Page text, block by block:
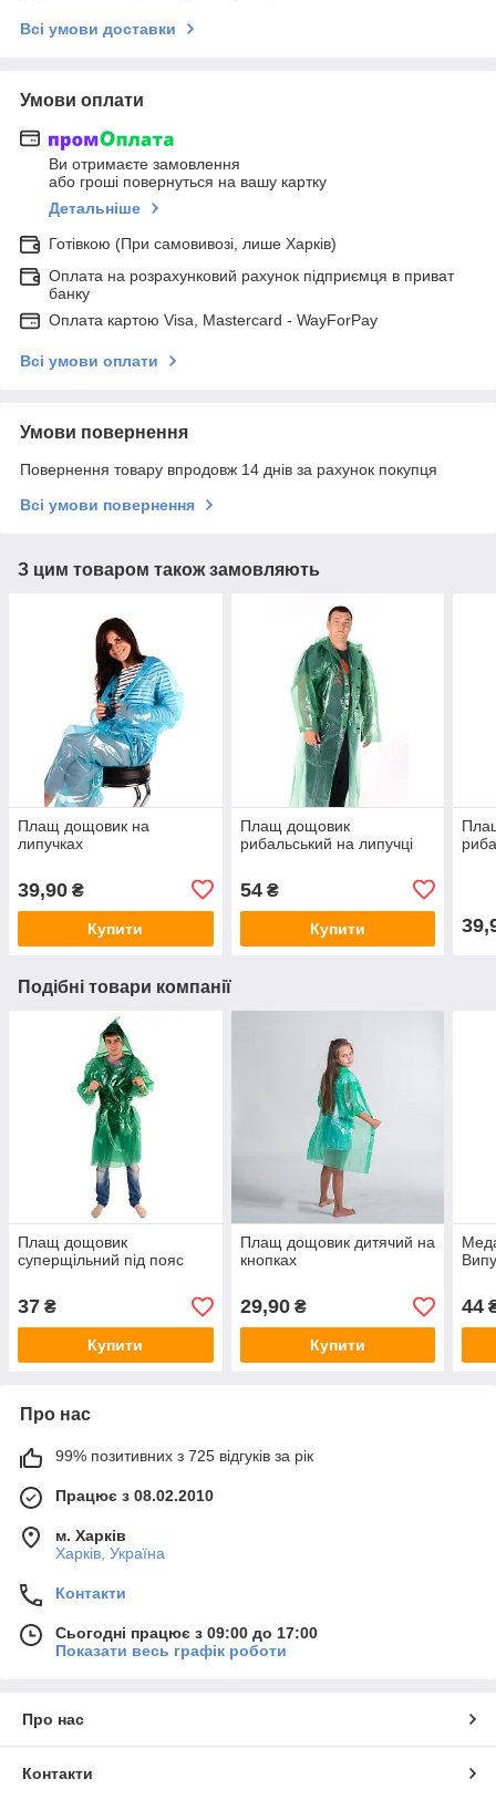
Всі умови доставки
Умови оплати
Ви отримаєте замовлення
або гроші повернуться на вашу картку
Детальніше
Готівкою (При самовивозі, лише Харків)
Оплата на розрахунковий рахунок підприємця в приват
банку
Оплата картою Visa, Mastercard - WayForPay
Всі умови оплати
Умови повернення
Повернення товару впродовж 14 днів за рахунок покупця
Всі умови повернення
З цим товаром також замовляють
Плащ дощовик на
липучках
39,90 ₴
Купити
Плащ дощовик
рибальський на липучці
54₴
Купити
Подібні товари компанії
Плащ дощовик
суперщільний під пояс
37 ₴
Купити
Плащ дощовик дитячий на
кнопках
29,90₴
Купити
44
Про нас
99% позитивних з 725 відгуків за рік
Працює з 08.02.2010
м. Харків
Харків, Україна
Контакти
Сьогодні працює з 09:00 до 17:00
Показати весь графік роботи
Про нас
Контакти